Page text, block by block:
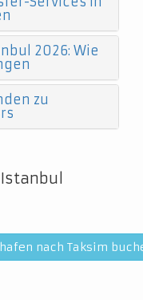
2026: Wie
zu
nach Taksim